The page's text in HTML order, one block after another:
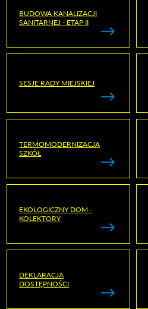
BUDOWA KANALIZACJI
SANITARNEJ - ETAP II
SESJE RADY MIEJSKIEJ
TERMOMODERNIZACJA
SZKÓŁ
EKOLOGICZNY DOM -
KOLEKTORY
DEKLARACJA
DOSTĘPNOŚCI